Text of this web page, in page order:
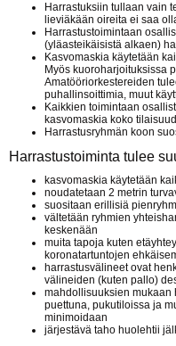
Harrastuksiin tullaan vain
lieviäkään oireita ei saa
Harrastustoimintaan
(yläasteikäisistä alkaen)
Kasvomaskia käytetään
Myös kuoroharjoituksissa
Amatööriorkestereiden
puhallinsoittimia, muut
Kaikkien toimintaan
kasvomaskia koko
Harrastusryhmän koon
Harrastustoiminta tulee
kasvomaskia käytetään
noudatetaan 2 metrin
suositaan erillisiä
vältetään ryhmien
keskenään
muita tapoja kuten
koronatartuntojen
harrastusvälineet ovat
välineiden (kuten pallo)
mahdollisuuksien
puettuna, pukutiloissa ja
minimoidaan
järjestävä taho huolehtii